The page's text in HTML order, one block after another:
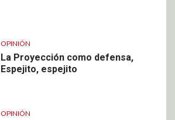
OPINIÓN
La Proyección como defensa,
Espejito, espejito
OPINIÓN